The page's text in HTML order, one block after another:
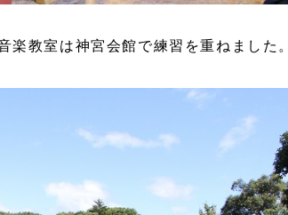
教室は神宮会館で練習を重ねました。